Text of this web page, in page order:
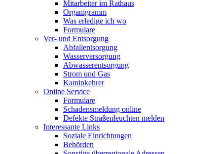
Mitarbeiter im Rathaus
Organigramm
Was erledige ich wo
Formulare
Ver- und Entsorgung
Abfallentsorgung
Wasserversorgung
Abwasserentsorgung
Strom und Gas
Kaminkehrer
Online Service
Formulare
Schadensmeldung online
Defekte Straßenleuchten melden
Interessante Links
Soziale Einrichtungen
Behörden